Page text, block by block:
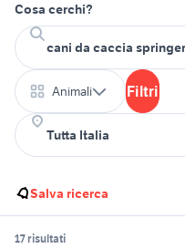
Cosa cerchi?
Animali Filtri
Salva ricerca
17 risultati